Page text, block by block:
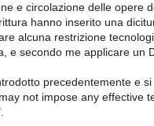
e circolazione delle opere
hanno inserito una
alcuna restrizione
e secondo me applicare un
precedentemente e si
not impose any effective